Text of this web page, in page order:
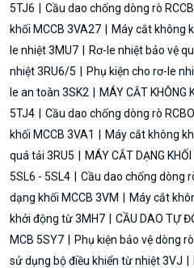
5TJ6
Cầu dao chống dòng rò
khối MCCB 3VA27
Máy cắt không
le nhiệt 3MU7
Rơ-le nhiệt bảo vệ
nhiệt 3RU6/5
Phụ kiện cho rơ-le
le an toàn 3SK2
MÁY CẮT KHÔNG
5TJ4
Cầu dao chống dòng rò
khối MCCB 3VA1
Máy cắt không
quá tải 3RU5
MÁY CẮT DẠNG
5SL6 - 5SL4
Cầu dao chống dòng
dạng khối MCCB 3VM
Máy cắt
khởi động từ 3MH7
CẦU DAO TỰ
MCB 5SY7
Phụ kiện bảo vệ dòng
sử dụng bộ điều khiển từ nhiệt 3VJ